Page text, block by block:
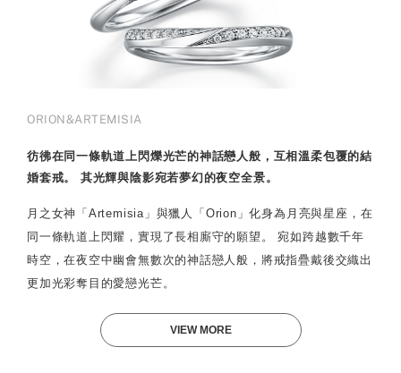
ORION&ARTEMISIA
彷彿在同一條軌道上閃爍光芒的神話戀人般，互相溫柔包覆的結
婚套戒。 其光輝與陰影宛若夢幻的夜空全景。
月之女神「Artemisia」與獵人「Orion」化身為月亮與星座，在
同一條軌道上閃耀，實現了長相廝守的願望。 宛如跨越數千年
時空，在夜空中幽會無數次的神話戀人般，將戒指疊戴後交織出
更加光彩奪目的愛戀光芒。
VIEW MORE